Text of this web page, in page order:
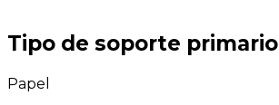
Tipo de soporte primario
Papel